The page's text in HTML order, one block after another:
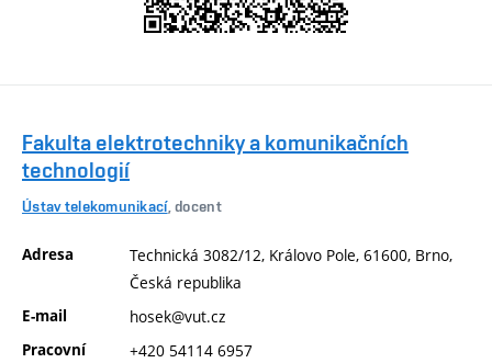
Fakulta elektrotechniky a komunikačních
technologií
Ústav telekomunikací, docent
Adresa
Technická 3082/12, Královo Pole, 61600, Brno,
Česká republika
E-mail hosek@vut.cz
Pracovní
+420 54114 6957